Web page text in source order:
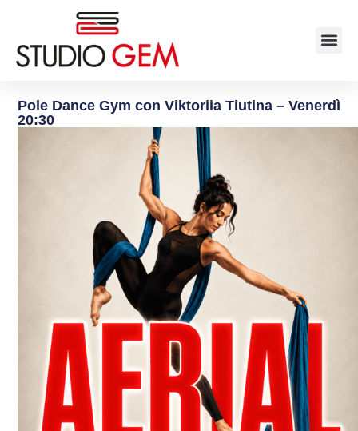
Pole Dance Gym con Viktoriia Tiutina – Venerdì
20:30